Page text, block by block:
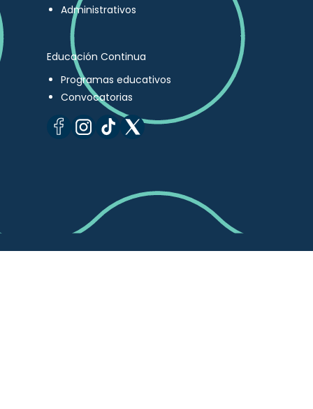
Administrativos
Educación Continua
Programas educativos
Convocatorias